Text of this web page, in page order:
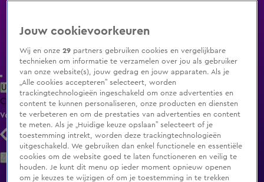
Uitzending Gemist Populaire programma's Zenders Genres
ClipsFilmsRadioSmart TV inlogShop
Volg KIJK
Zoeken
Jouw cookievoorkeuren
Wij en onze29 partners gebruiken cookies en vergelijkbare
technieken om informatie te verzamelen over jou als gebruiker
van onze website(s), jouw gedrag en jouw apparaten. Als je
„Alle cookies accepteren” selecteert, worden
trackingtechnologieën ingeschakeld om onze advertenties en
content te kunnen personaliseren, onze producten en diensten
te verbeteren en om de prestaties van advertenties en content
te meten. Als je „Huidige keuze opslaan” selecteert of je
toestemming intrekt, worden deze trackingtechnologieën
uitgeschakeld. We gebruiken dan enkel functionele en essentiële
cookies om de website goed te laten functioneren en veilig te
houden. Je kunt dit menu op ieder moment opnieuw openen
om je keuzes te wijzigen of om je toestemming in te trekken